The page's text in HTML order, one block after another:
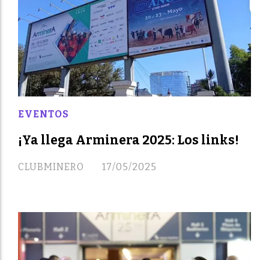
¡Ya llega Arminera 2025: Los links!
CLUBMINERO
EVENTOS
17/05/2025